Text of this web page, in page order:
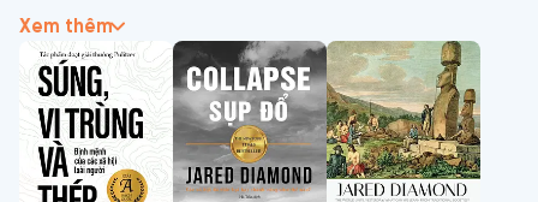
rãi qua các tác phẩm như Súng, Vi Trùng và Thép (đoạt giải
Pulitzer) hay Sụp Đổ, nơi ông phân tích vì sao một số nền văn
minh phát triển vượt trội trong khi những nền văn minh khác
suy tàn.
Với lối viết giàu dữ kiện nhưng vẫn cuốn hút, Jared Diamond
biến những vấn đề học thuật phức tạp thành những câu
chuyện khiến người đọc phải nhìn lại lịch sử – và cả hiện tại –
Xem thêm